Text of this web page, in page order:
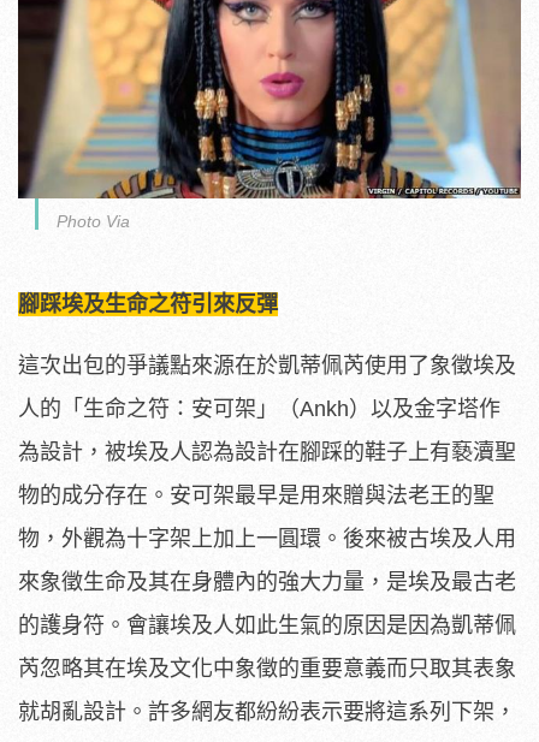
Photo Via
腳踩埃及生命之符引來反彈
這次出包的爭議點來源在於凱蒂佩芮使用了象徵埃及
人的「生命之符：安可架」（Ankh）以及金字塔作
為設計，被埃及人認為設計在腳踩的鞋子上有褻瀆聖
物的成分存在。安可架最早是用來贈與法老王的聖
物，外觀為十字架上加上一圓環。後來被古埃及人用
來象徵生命及其在身體內的強大力量，是埃及最古老
的護身符。會讓埃及人如此生氣的原因是因為凱蒂佩
芮忽略其在埃及文化中象徵的重要意義而只取其表象
就胡亂設計。許多網友都紛紛表示要將這系列下架，